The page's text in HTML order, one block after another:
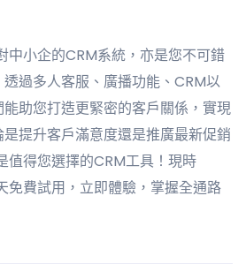
小企的CRM系統，亦是您不可錯
過多人客服、廣播功能、CRM以
助您打造更緊密的客戶關係，實現
提升客戶滿意度還是推廣最新促銷
得您選擇的CRM工具！現時
費試用，立即體驗，掌握全通路